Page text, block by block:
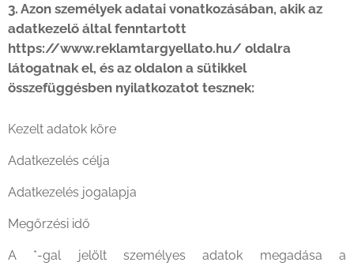
3. Azon személyek adatai vonatkozásában, akik az
adatkezelő által fenntartott
https://www.reklamtargyellato.hu/ oldalra
látogatnak el, és az oldalon a sütikkel
összefüggésben nyilatkozatot tesznek:
Kezelt adatok köre
Adatkezelés célja
Adatkezelés jogalapja
Megőrzési idő
A *-gal jelölt személyes adatok megadása a